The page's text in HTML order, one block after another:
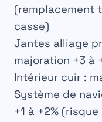
(remplacement
casse)
Jantes alliage
majoration +3 à
Intérieur cuir :
Système de
+1 à +2%